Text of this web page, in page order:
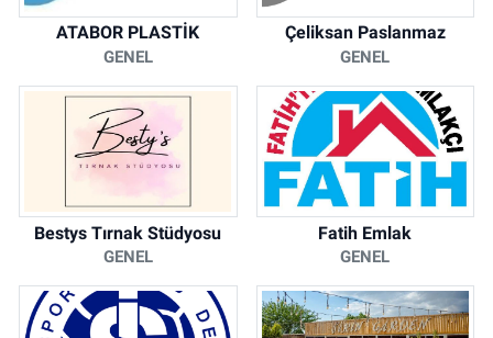
ATABOR PLASTİK
GENEL
Çeliksan Paslanmaz
GENEL
Bestys Tırnak Stüdyosu
GENEL
Fatih Emlak
GENEL